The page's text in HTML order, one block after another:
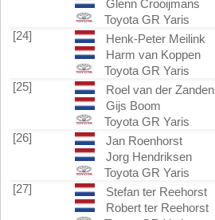
Glenn Crooijmans
Toyota GR Yaris
[24]
Henk-Peter Meilink
Harm van Koppen
Toyota GR Yaris
[25]
Roel van der Zanden
Gijs Boom
Toyota GR Yaris
[26]
Jan Roenhorst
Jorg Hendriksen
Toyota GR Yaris
[27]
Stefan ter Reehorst
Robert ter Reehorst